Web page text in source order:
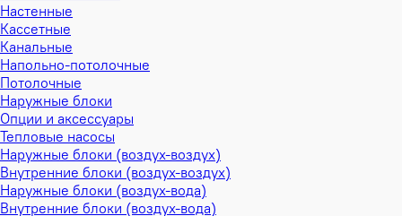
Настенные
Кассетные
Канальные
Напольно-потолочные
Потолочные
Наружные блоки
Опции и аксессуары
Тепловые насосы
Наружные блоки (воздух-воздух)
Внутренние блоки (воздух-воздух)
Наружные блоки (воздух-вода)
Внутренние блоки (воздух-вода)